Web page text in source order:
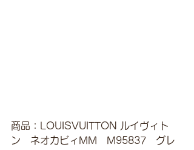
商品：LOUISVUITTON ルイヴィト
ン　ネオカビィMM　M95837　グレ